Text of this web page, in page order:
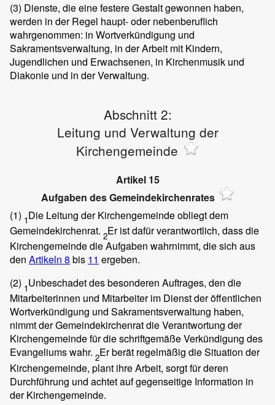
(3) Dienste, die eine festere Gestalt gewonnen haben,
werden in der Regel haupt- oder nebenberuflich
wahrgenommen: in Wortverkündigung und
Sakramentsverwaltung, in der Arbeit mit Kindern,
Jugendlichen und Erwachsenen, in Kirchenmusik und
Diakonie und in der Verwaltung.
Abschnitt 2:
Leitung und Verwaltung der
Kirchengemeinde
Artikel 15
Aufgaben des Gemeindekirchenrates
(1) 1Die Leitung der Kirchengemeinde obliegt dem
Gemeindekirchenrat. 2Er ist dafür verantwortlich, dass die
Kirchengemeinde die Aufgaben wahrnimmt, die sich aus
den Artikeln 8 bis 11 ergeben.
(2) 1Unbeschadet des besonderen Auftrages, den die
Mitarbeiterinnen und Mitarbeiter im Dienst der öffentlichen
Wortverkündigung und Sakramentsverwaltung haben,
nimmt der Gemeindekirchenrat die Verantwortung der
Kirchengemeinde für die schriftgemäße Verkündigung des
Evangeliums wahr. 2Er berät regelmäßig die Situation der
Kirchengemeinde, plant ihre Arbeit, sorgt für deren
Durchführung und achtet auf gegenseitige Information in
der Kirchengemeinde.